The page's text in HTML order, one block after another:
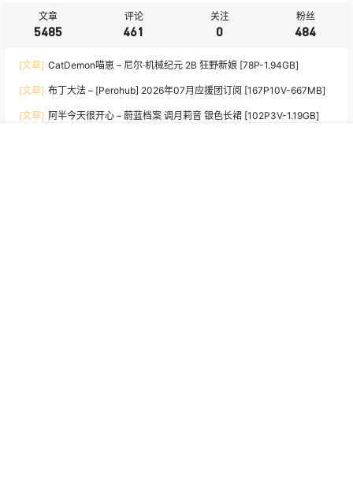
文章
5485
评论
461
关注
0
粉丝
484
[文章] CatDemon喵崽 – 尼尔·机械纪元 2B 狂野新娘 [78P-1.94GB]
[文章] 布丁大法 – [Perohub] 2026年07月应援团订阅 [167P10V-667MB]
[文章] 阿半今天很开心 – 蔚蓝档案 调月莉音 银色长裙 [102P3V-1.19GB]